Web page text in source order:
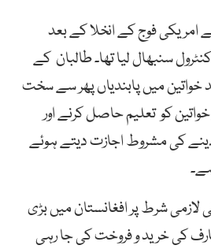
امریکی فوج کے انخلا کے بعد
سنبھال لیا تھا۔ طالبان کے
خواتین میں پابندیاں پھر سے سخت
کو تعلیم حاصل کرنے اور
دینے کی مشروط اجازت دیتے ہوئے
شرط پر افغانستان میں بڑی
کی خرید و فروخت کی جا رہی